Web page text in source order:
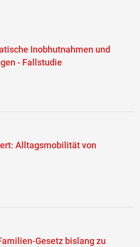
Inobhutnahmen und
- Fallstudie
Alltagsmobilität von
Gesetz bislang zu